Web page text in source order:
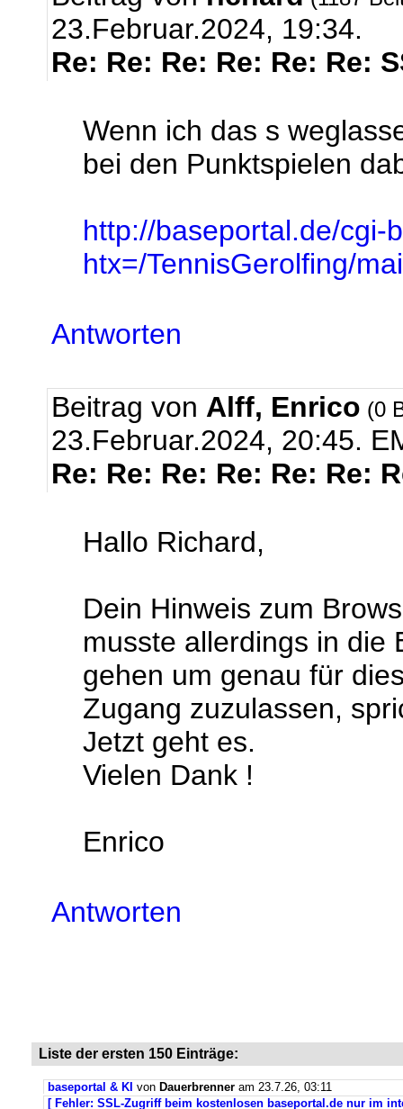
23.Februar.2024, 19:34.
Re: Re: Re: Re: Re: Re:
Wenn ich das s
bei den Punktspielen
http://baseportal.de/cgi-
htx=/TennisGerolfing/
Antworten
Beitrag von Alff, Enrico (0
23.Februar.2024, 20:45.
Re: Re: Re: Re: Re: Re:
Hallo Richard,
Dein Hinweis zum
musste allerdings in die
gehen um genau für
Zugang zuzulassen,
Jetzt geht es.
Vielen Dank !
Enrico
Antworten
Liste der ersten 150 Einträge:
baseportal & KI von Dauerbrenner am 23.7.26, 03:11
[ Fehler: SSL-Zugriff beim kostenlosen baseportal.de nur im